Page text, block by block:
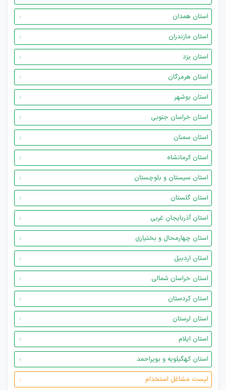
استان همدان
استان مازندران
استان یزد
استان هرمزگان
استان بوشهر
استان خراسان جنوبی
استان سمنان
استان کرمانشاه
استان سیستان و بلوچستان
استان گلستان
استان آذربایجان غربی
استان چهارمحال و بختیاری
استان اردبیل
استان خراسان شمالی
استان کردستان
استان لرستان
استان ایلام
استان کهگیلویه و بویراحمد
لیست مشاغل استخدام